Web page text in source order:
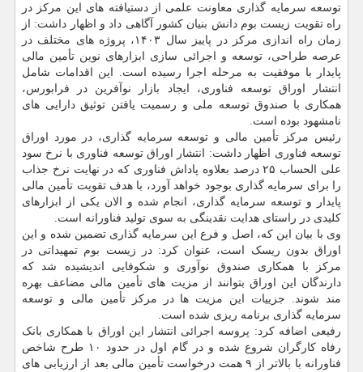
توسعه سرمایه گذاری معاونت علمی از دستیافته های این مرکز در
راه تقویت زیست بوم دانش بنیان کشور آگاهی داد و اظهار داشت: از
زمان راه اندازی مرکز در پاییز سال ۱۴۰۳، پروژه های مختلف در
عرصه طراحی، توسعه و اجرائی سازی ابزارهای نوین تأمین مالی
پایدار با موفقیت به مرحله اجرا رسیده است. این اقدامات شامل
انتشار اوراق توسعه فناوری، ایجاد بازار نوآفرین در فرابورس،
همکاری با صندوق توسعه ملی و رسمیت یافتن توثیق دارایی های
نامشهود بوده است.
رئیس مرکز تأمین مالی و توسعه سرمایه گذاری، در مورد اوراق
توسعه فناوری اظهار داشت: انتشار اوراق توسعه فناوری با نرخ سود
علی الحساب ۲۵ درصد بعلاوه پاداش فناوری که در نهایت نرخ جذاب
را برای سرمایه گذاری بوجود خواهد آورد، با هدف تقویت تأمین مالی
پایدار و توسعه سرمایه گذاری، انجام شده و الان یکی از ابزارهای
کلیدی در راستای هدایت نقدینگی به سوی تولید فناورانه است.
وی با بیان این که، اصل و فرع این سرمایه گذاری تضمین شده و این
اوراق بدون ریسک است، عنوان کرد: در زیست بوم تمهیداتی در
مرکز با همکاری صندوق نوآوری و شکوفایی اندیشیده شد که
دارندگان این اوراق بتوانند از مزیت های تأمین مالی مضاعف بهره
مند شوند. جزییات این مزیت ها در مرکز تأمین مالی و توسعه
سرمایه گذاری برنامه ریزی شده است.
رفیعی اضافه کرد: پروسه اجرائی انتشار این اوراق با همکاری بانک
رفاه کارگران شروع شده و در گام اول در حدود ۱۰ طرح شاخص
فناورانه با بالاتر از ۹ همت درخواست تأمین مالی بعد از ارزیابی های